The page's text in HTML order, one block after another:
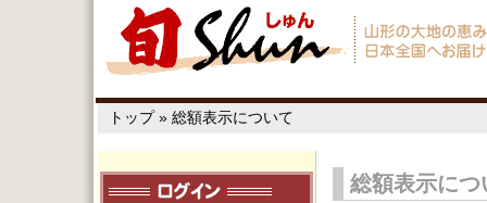
トップ» 総額表示について
総額表示につ